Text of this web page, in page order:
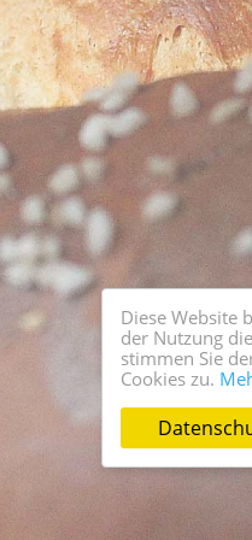
Diese Website
der Nutzung
stimmen Sie
Cookies zu.